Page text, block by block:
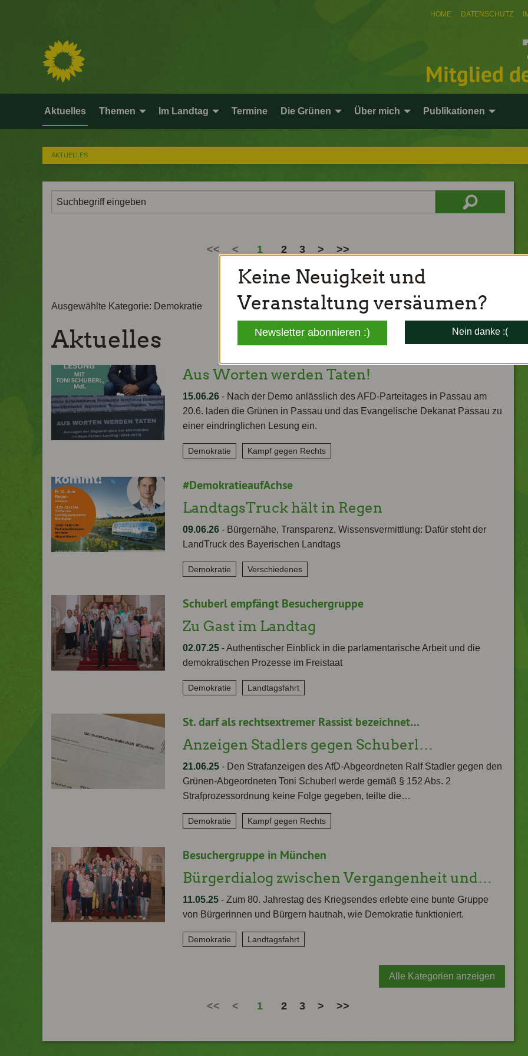
HOME DATENSCHUTZ
Mitglied
Aktuelles Themen Im Landtag Termine Die Grünen Über mich Publikationen
AKTUELLES
<< < 1 2 3 > >>
Alle Kategorien anzeigen
Ausgewählte Kategorie: Demokratie
Aktuelles
Aus Worten werden Taten!
15.06.26- Nach der Demo anlässlich des AFD-Parteitages in Passau am
20.6. laden die Grünen in Passau und das Evangelische Dekanat Passau zu
einer eindringlichen Lesung ein.
Demokratie Kampf gegen Rechts
#DemokratieaufAchse
LandtagsTruck hält in Regen
09.06.26- Bürgernähe, Transparenz, Wissensvermittlung: Dafür steht der
LandTruck des Bayerischen Landtags
Demokratie Verschiedenes
Schuberl empfängt Besuchergruppe
Zu Gast im Landtag
02.07.25-Authentischer Einblick in die parlamentarische Arbeit und die
demokratischen Prozesse im Freistaat
Demokratie Landtagsfahrt
St. darf als rechtsextremer Rassist bezeichnet…
Anzeigen Stadlers gegen Schuberl…
21.06.25- Den Strafanzeigen des AfD-Abgeordneten Ralf Stadler gegen den
Grünen-Abgeordneten Toni Schuberl werde gemäß § 152 Abs. 2
Strafprozessordnung keine Folge gegeben, teilte die…
Demokratie Kampf gegen Rechts
Besuchergruppe in München
Bürgerdialog zwischen Vergangenheit und…
11.05.25- Zum 80. Jahrestag des Kriegsendes erlebte eine bunte Gruppe
von Bürgerinnen und Bürgern hautnah, wie Demokratie funktioniert.
Demokratie Landtagsfahrt
Alle Kategorien anzeigen
<< < 1 2 3 > >>
Keine Neuigkeit und
Veranstaltung versäumen?
Newsletter abonnieren :) Nein danke :(